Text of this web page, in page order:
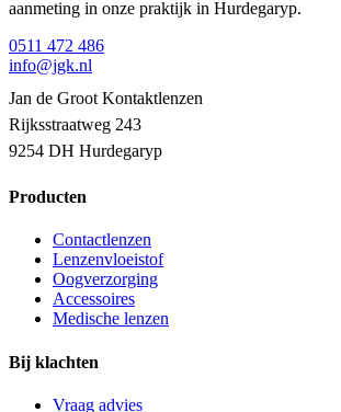
aanmeting in onze praktijk in Hurdegaryp.
0511 472 486
info@jgk.nl
Jan de Groot Kontaktlenzen
Rijksstraatweg 243
9254 DH Hurdegaryp
Producten
Contactlenzen
Lenzenvloeistof
Oogverzorging
Accessoires
Medische lenzen
Bij klachten
Vraag advies